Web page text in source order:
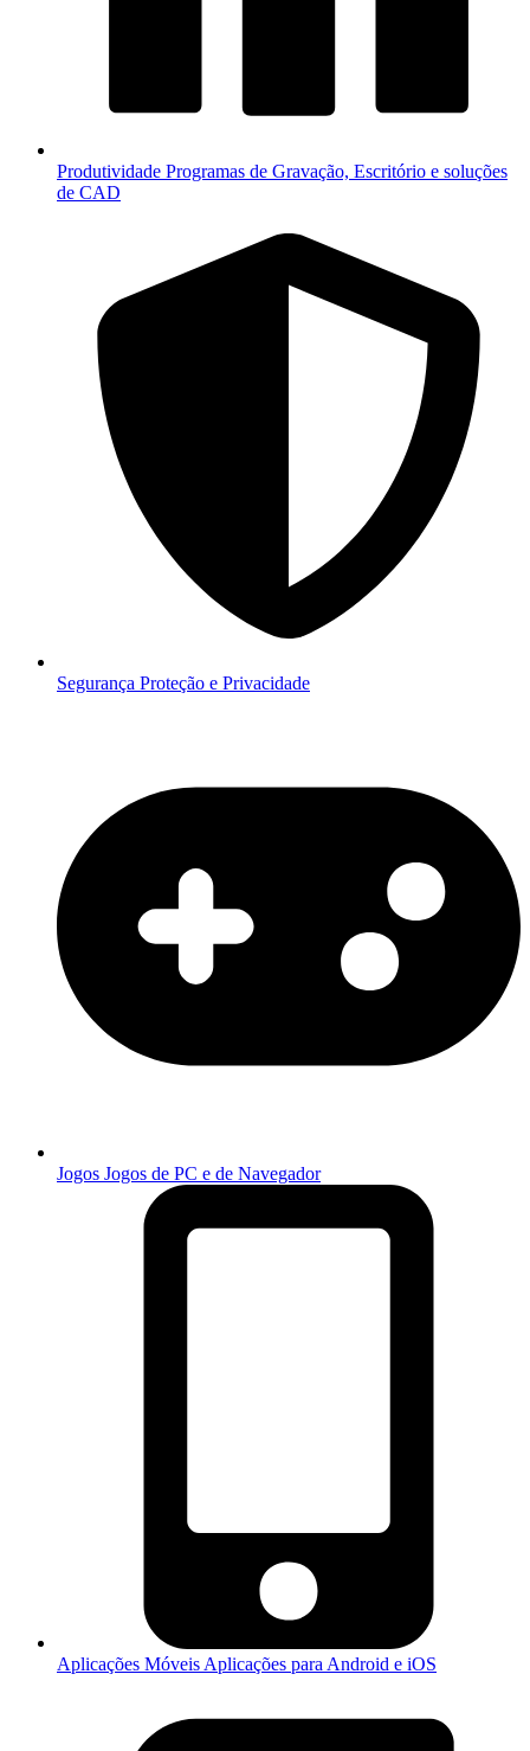
Produtividade Programas de Gravação, Escritório e soluções
de CAD
Segurança Proteção e Privacidade
Jogos Jogos de PC e de Navegador
Aplicações Móveis Aplicações para Android e iOS